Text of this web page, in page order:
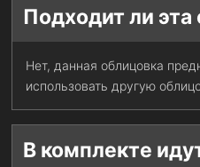
Подходит ли эта
Нет, данная облицовка
использовать другую
В комплекте